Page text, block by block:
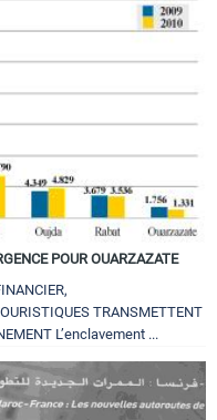
POUR OUARZAZATE
TRANSMETTENT
L’enclavement ...